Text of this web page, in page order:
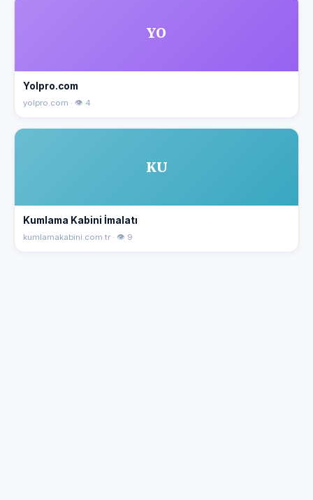
YO
Yolpro.com
yolpro.com · 👁 4
KU
Kumlama Kabini İmalatı
kumlamakabini.com.tr · 👁 9